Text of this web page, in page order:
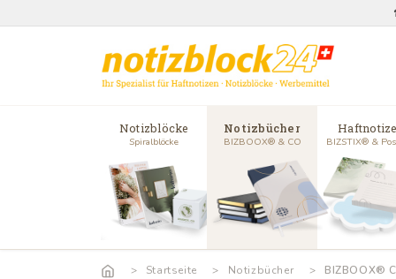
Notizblöcke
Spiralblöcke
Notizbücher
BIZBOOX® & CO BIZSTIX® &
Startseite Notizbücher BIZBOOX®